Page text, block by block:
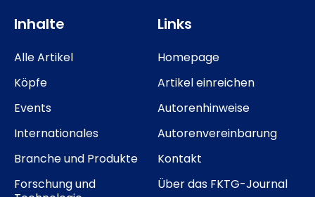
Inhalte
Alle Artikel
Köpfe
Events
Internationales
Branche und Produkte
Forschung und
Links
Homepage
Artikel einreichen
Autorenhinweise
Autorenvereinbarung
Kontakt
Über das FKTG-Journal